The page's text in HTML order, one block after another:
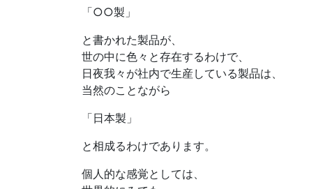
「○○製」
と書かれた製品が、
世の中に色々と存在するわけで、
日夜我々が社内で生産している製品は、
当然のことながら
「日本製」
と相成るわけであります。
個人的な感覚としては、